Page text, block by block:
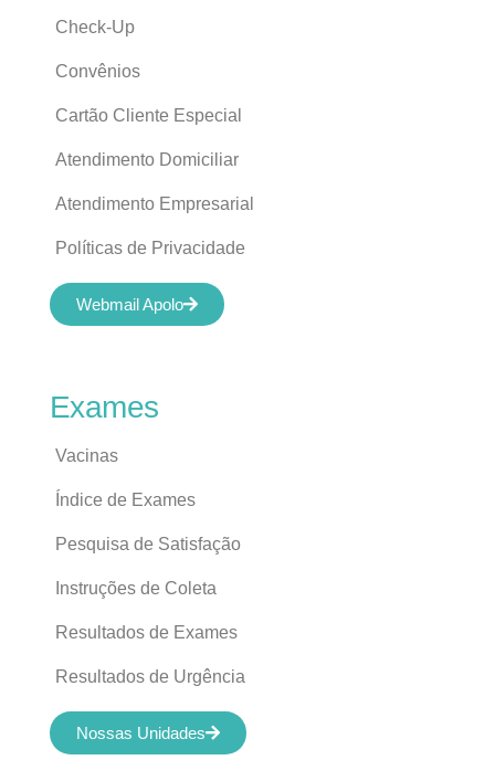
Exames
Vacinas
Índice de Exames
Pesquisa de Satisfação
Instruções de Coleta
Resultados de Exames
Resultados de Urgência
Nossas Unidades
Check-Up
Convênios
Cartão Cliente Especial
Atendimento Domiciliar
Atendimento Empresarial
Políticas de Privacidade
Webmail Apolo